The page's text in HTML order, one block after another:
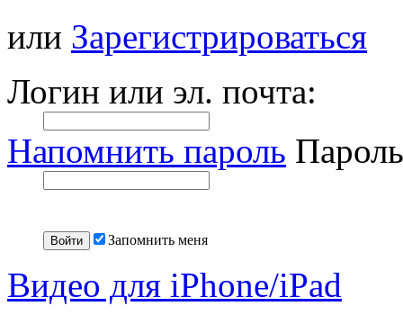
или Зарегистрироваться
Логин или эл. почта:
Напомнить пароль
Запомнить меня
Видео для iPhone/iPad